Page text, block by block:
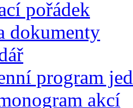
pořádek
dokumenty
program
akcí